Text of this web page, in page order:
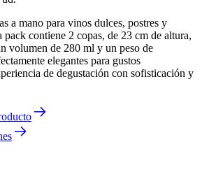
a mano para vinos dulces, postres y
pack contiene 2 copas, de 23 cm de altura,
volumen de 280 ml y un peso de
elegantes para gustos
de degustación con sofisticación y